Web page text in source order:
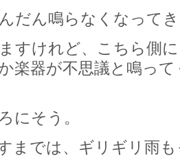
だん鳴らなくなって
すけれど、こちら側
楽器が不思議と鳴っ
にそう。
までは、ギリギリ雨